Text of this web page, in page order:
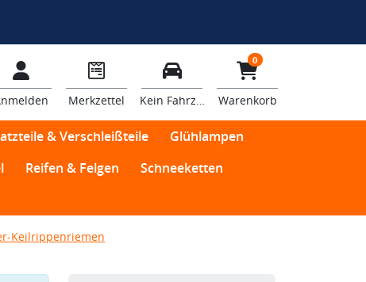
Merkzettel Kein Fahrzeug
0
Warenkorb
& Verschleißteile
Glühlampen
Reifen & Felgen
Schneeketten
Keilrippenriemen